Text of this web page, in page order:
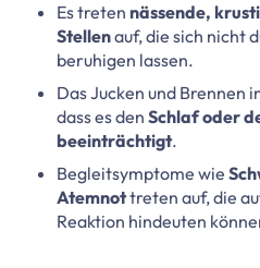
Es treten nässende,
Stellenauf, die sich nicht
beruhigen lassen.
Das Jucken und Brennen
dass es den Schlaf oder
beeinträchtigt.
Begleitsymptome wie
Atemnottreten auf, die
Reaktion hindeuten